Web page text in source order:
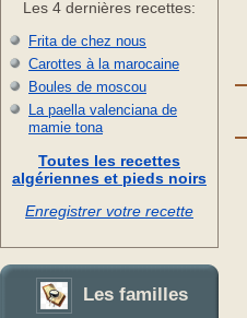
Les 4 dernières recettes:
Frita de chez nous
Carottes à la marocaine
Boules de moscou
La paella valenciana de
mamie tona
Toutes les recettes
algériennes et pieds noirs
Enregistrer votre recette
Les familles